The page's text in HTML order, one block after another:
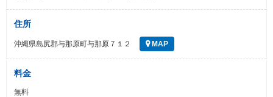
住所
沖縄県島尻郡与那原町与那原７１２ MAP
料金
無料